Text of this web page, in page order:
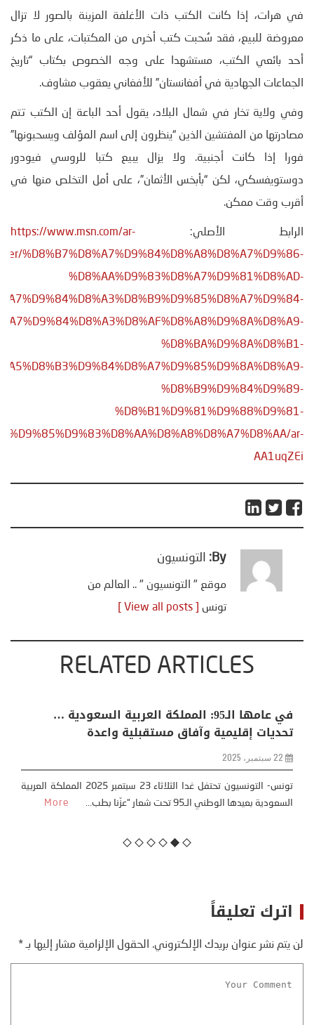
في هرات، إذا كانت الكتب ذات الأغلفة المزينة بالصور لا تزال
معروضة للبيع، فقد سُحبت كتب أخرى من المكتبات، على ما ذكر
أحد بائعي الكتب، مستشهدا على وجه الخصوص بكتاب “تاريخ
الجماعات الجهادية في أفغانستان” للأفغاني يعقوب مشاوف.
وفي ولاية تخار في شمال البلاد، يقول أحد الباعة إن الكتب تتم
مصادرتها من المفتشين الذين “ينظرون إلى اسم المؤلف ويسحبونها”
فورا إذا كانت أجنبية. ولا يزال يبيع كتبا للروسي فيودور
دوستويفسكي، لكن “بأبخس الأثمان”، على أمل التخلص منها في
أقرب وقت ممكن.
الرابط الأصلي: https://www.msn.com/ar-
%D8%B7%D8%A7%D9%84%D8%A8%D8%A7%D9%86-
%D8%AA%D9%83%D8%A7%D9%81%D8%AD-
%D8%BA%D9%8A%D8%B1-
%D8%B9%D9%84%D9%89-
%D8%B1%D9%81%D9%88%D9%81-
ar-
AA1uqZEi
By: التونسيون
موقع " التونسيون " .. العالم من
تونس
RELATED ARTICLES
في عامها الـ95: المملكة العربية السعودية …
تحديات إقليمية وآفاق مستقبلية واعدة
22 سبتمبر، 2025
تونس- التونسيون تحتفل غدا الثلاثاء 23 سبتمبر 2025 المملكة العربية
السعودية بعيدها الوطني الـ95 تحت شعار “عزّنا بطب...
More
اترك تعليقاً
لن يتم نشر عنوان بريدك الإلكتروني. الحقول الإلزامية مشار إليها بـ*